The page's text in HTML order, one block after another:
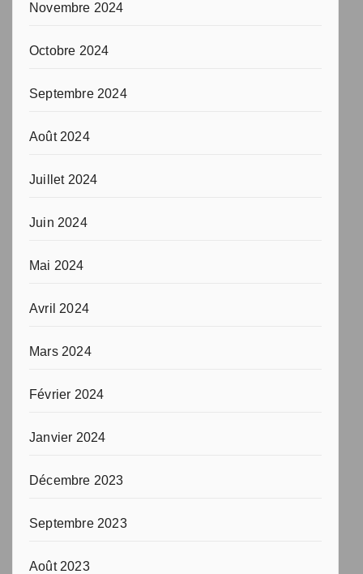
Novembre 2024
Octobre 2024
Septembre 2024
Août 2024
Juillet 2024
Juin 2024
Mai 2024
Avril 2024
Mars 2024
Février 2024
Janvier 2024
Décembre 2023
Septembre 2023
Août 2023